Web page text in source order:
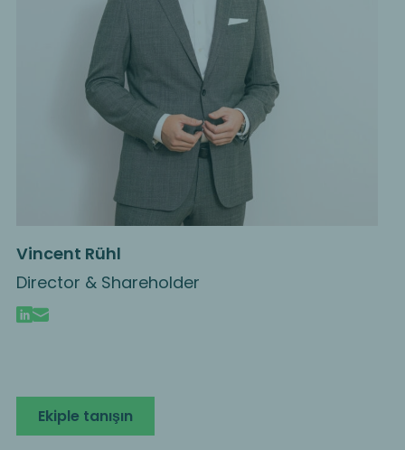
Vincent Rühl
Director & Shareholder
Ekiple tanışın